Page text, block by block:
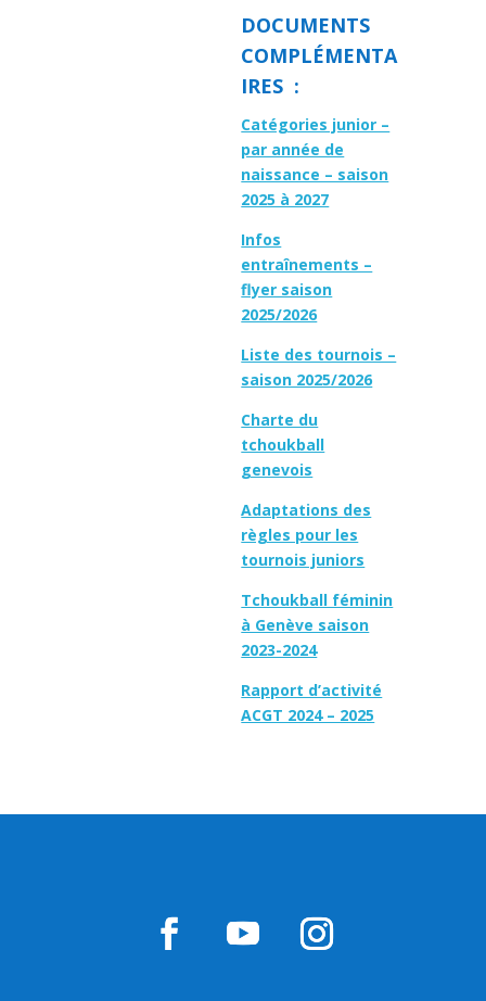
DOCUMENTS
COMPLÉMENTA
IRES :
Catégories junior –
par année de
naissance – saison
2025 à 2027
Infos
entraînements –
flyer saison
2025/2026
Liste des tournois –
saison 2025/2026
Charte du
tchoukball
genevois
Adaptations des
règles pour les
tournois juniors
Tchoukball féminin
à Genève saison
2023-2024
Rapport d’activité
ACGT 2024 – 2025